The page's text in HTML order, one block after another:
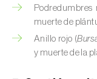
Cebada (
Cebolla (Allium
Cedro ( Cedrus
Podredumbres
muerte de
Anillo rojo (
y muerte de la